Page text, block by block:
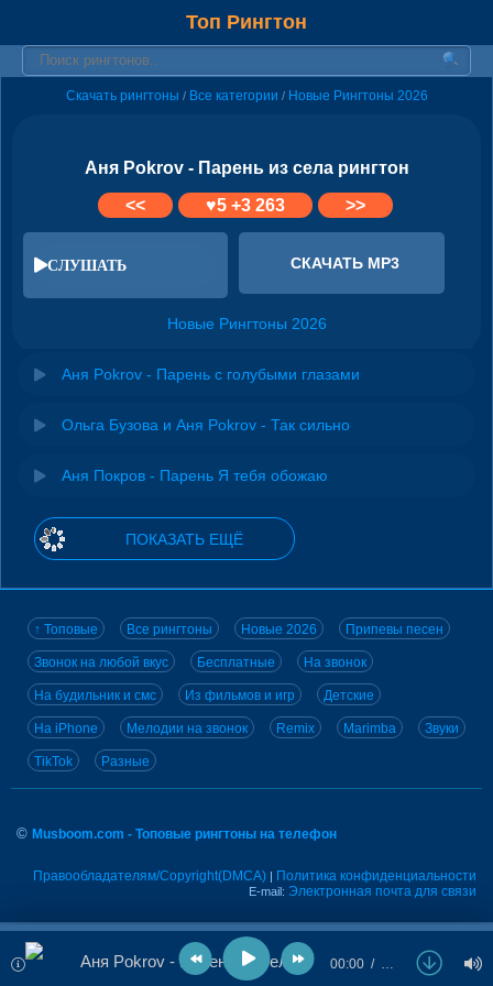
Топ Рингтон
Скачать рингтоны / Все категории / Новые Рингтоны 2026
Аня Pokrov - Парень из села рингтон
<<
♥5 +3 263 >>
СЛУШАТЬ СКАЧАТЬ MP3
Новые Рингтоны 2026
Аня Pokrov - Парень с голубыми глазами
Ольга Бузова и Аня Pokrov - Так сильно
Аня Покров - Парень Я тебя обожаю
ПОКАЗАТЬ ЕЩЁ
↑ Топовые Все рингтоны Новые 2026 Припевы песен
Звонок на любой вкус Бесплатные На звонок
На будильник и смс Из фильмов и игр Детские
На iPhone Мелодии на звонок Remix Marimba Звуки
TikTok Разные
© Musboom.com - Топовые рингтоны на телефон
Правообладателям/Copyright(DMCA) | Политика конфиденциальности
E-mail: Электронная почта для связи
Аня Pokrov - Парень из села 00:00 …